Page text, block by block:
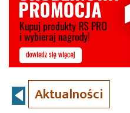
Aktualności